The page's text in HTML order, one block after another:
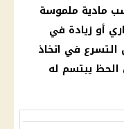
مادية ملموسة
أو زيادة في
في اتخاذ
الحظ يبتسم له